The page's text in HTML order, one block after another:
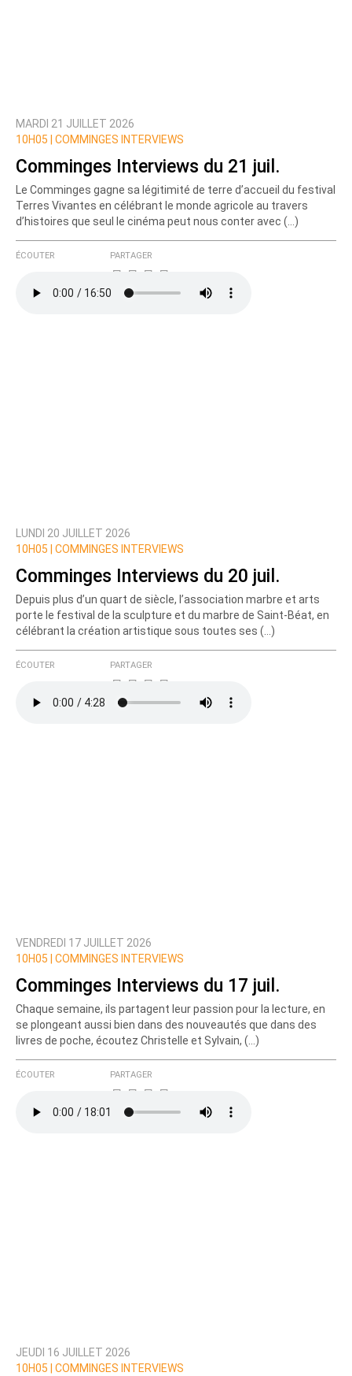
MARDI 21 JUILLET 2026
10H05 |
COMMINGES INTERVIEWS
Comminges Interviews du 21 juil.
Le Comminges gagne sa légitimité de terre d’accueil du festival
Terres Vivantes en célébrant le monde agricole au travers
d’histoires que seul le cinéma peut nous conter avec (…)
ÉCOUTER PARTAGER
LUNDI 20 JUILLET 2026
10H05 |
COMMINGES INTERVIEWS
Comminges Interviews du 20 juil.
Depuis plus d’un quart de siècle, l’association marbre et arts
porte le festival de la sculpture et du marbre de Saint-Béat, en
célébrant la création artistique sous toutes ses (…)
ÉCOUTER PARTAGER
VENDREDI 17 JUILLET 2026
10H05 |
COMMINGES INTERVIEWS
Comminges Interviews du 17 juil.
Chaque semaine, ils partagent leur passion pour la lecture, en
se plongeant aussi bien dans des nouveautés que dans des
livres de poche, écoutez Christelle et Sylvain, (…)
ÉCOUTER PARTAGER
JEUDI 16 JUILLET 2026
10H05 |
COMMINGES INTERVIEWS